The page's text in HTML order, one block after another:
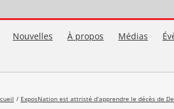
Nouvelles À propos Médias
ExposNation est attristé d’apprendre le décès de